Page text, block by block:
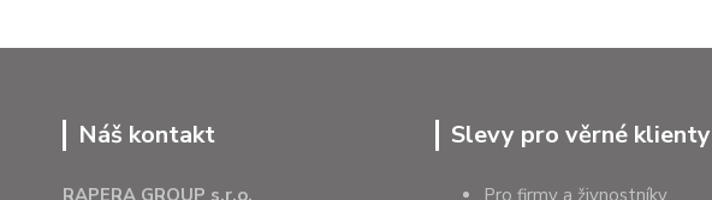
Náš kontakt
RAPERA GROUP s.r.o.
Slevy pro věrné klienty
Pro firmy a živnostníky